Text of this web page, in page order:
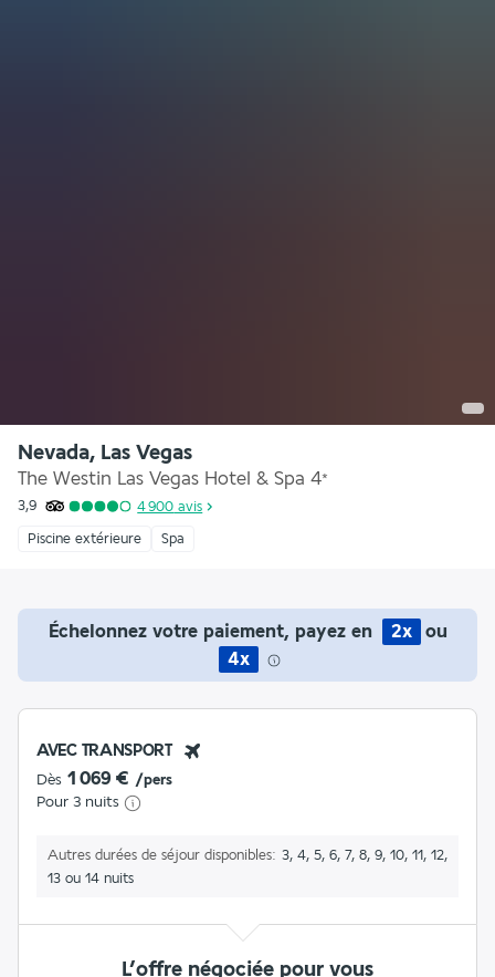
Nevada, Las Vegas
The Westin Las Vegas Hotel & Spa 4*
3,9 4 900 avis
Piscine extérieure Spa
Échelonnez votre paiement, payez en 2x
ou
4x
AVEC TRANSPORT
Dès 1 069 € /pers
Pour 3 nuits
Autres durées de séjour disponibles
3, 4, 5, 6, 7, 8, 9, 10, 11, 12,
13 ou 14 nuits
L’offre négociée pour vous